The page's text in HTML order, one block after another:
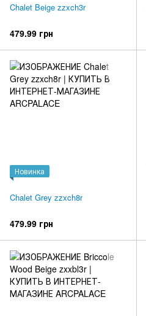
Chalet Beige zzxch3r
479.99 грн
Новинка
Chalet Grey zzxch8r
479.99 грн